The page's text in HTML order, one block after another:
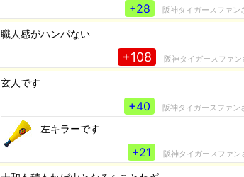
+28 阪神タイガースファン
職人感がハンパない
+108 阪神タイガースファン
玄人です
+40 阪神タイガースファン
左キラーです
+21 阪神タイガースファン